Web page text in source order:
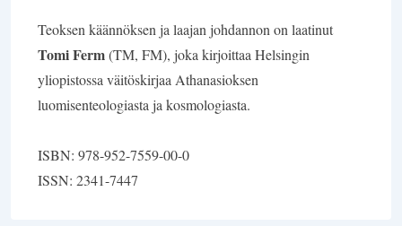
Teoksen käännöksen ja laajan johdannon on laatinut
Tomi Ferm(TM, FM), joka kirjoittaa Helsingin
yliopistossa väitöskirjaa Athanasioksen
luomisenteologiasta ja kosmologiasta.
ISBN: 978-952-7559-00-0
ISSN: 2341-7447